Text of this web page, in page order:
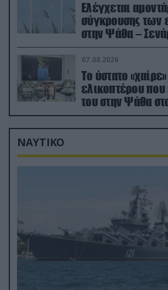
Ελέγχεται
σύγκρουσης των
στην Ψάθα –
ελικόπτερο
07.08.2026
Το ύστατο
ελικοπτέρου
του στην Ψάθα
αποτεφρωτήριο
ΝΑΥΤΙΚΟ